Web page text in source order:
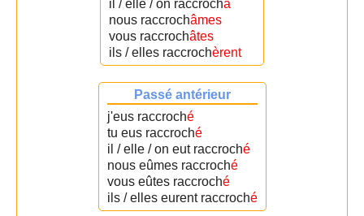
il / elle / on raccrocha
nous raccrochâmes
vous raccrochâtes
ils / elles raccrochèrent
Passé antérieur
j'eus raccroché
tu eus raccroché
il / elle / on eut raccroché
nous eûmes raccroché
vous eûtes raccroché
ils / elles eurent raccroché